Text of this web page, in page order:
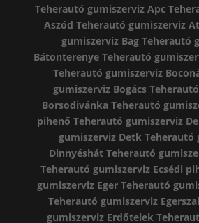
Teherautó gumiszerviz Apc
Aszód Teherautó gumiszerviz
gumiszerviz Bag Teherautó
Bátonterenye Teherautó
Teherautó gumiszerviz
gumiszerviz Bogács
Borsodivánka Teherautó
pihenő Teherautó gumiszerviz
gumiszerviz Detk Teherautó
Dinnyéshát Teherautó
Teherautó gumiszerviz Ecsédi
gumiszerviz Eger Teherautó
Teherautó gumiszerviz
gumiszerviz Erdőtelek